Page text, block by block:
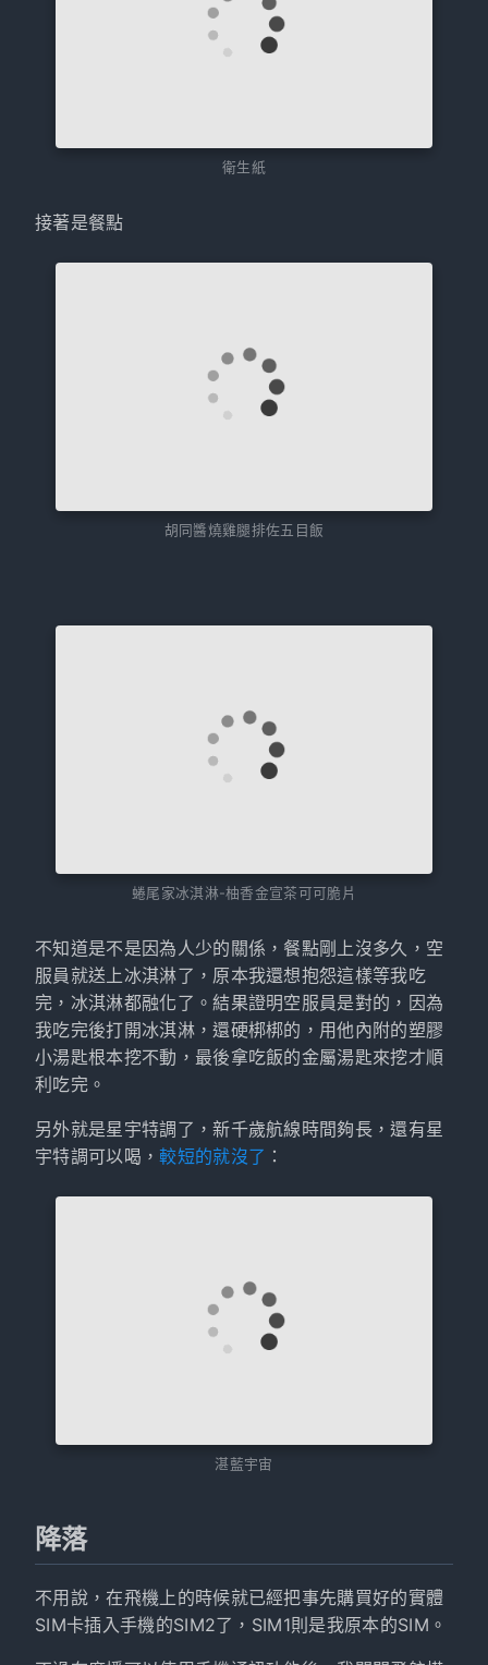
衛生紙
接著是餐點
胡同醬燒雞腿排佐五目飯
蜷尾家冰淇淋-柚香金宣茶可可脆片
不知道是不是因為人少的關係，餐點剛上沒多久，空
服員就送上冰淇淋了，原本我還想抱怨這樣等我吃
完，冰淇淋都融化了。結果證明空服員是對的，因為
我吃完後打開冰淇淋，還硬梆梆的，用他內附的塑膠
小湯匙根本挖不動，最後拿吃飯的金屬湯匙來挖才順
利吃完。
另外就是星宇特調了，新千歲航線時間夠長，還有星
宇特調可以喝，較短的就沒了 ：
湛藍宇宙
降落
不用說，在飛機上的時候就已經把事先購買好的實體
SIM卡插入手機的SIM2了，SIM1則是我原本的SIM。